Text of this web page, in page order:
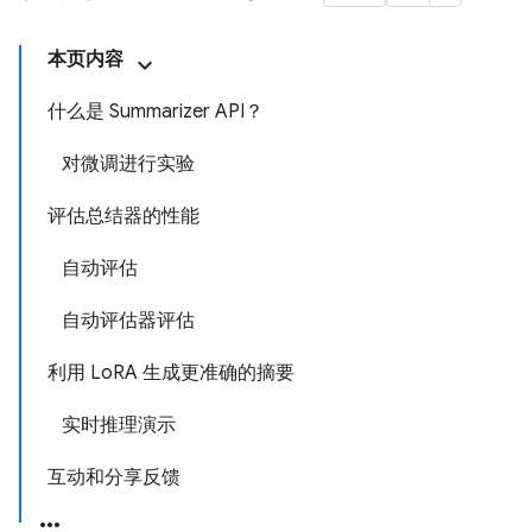
本页内容
什么是 Summarizer API？
对微调进行实验
评估总结器的性能
自动评估
自动评估器评估
利用 LoRA 生成更准确的摘要
实时推理演示
互动和分享反馈